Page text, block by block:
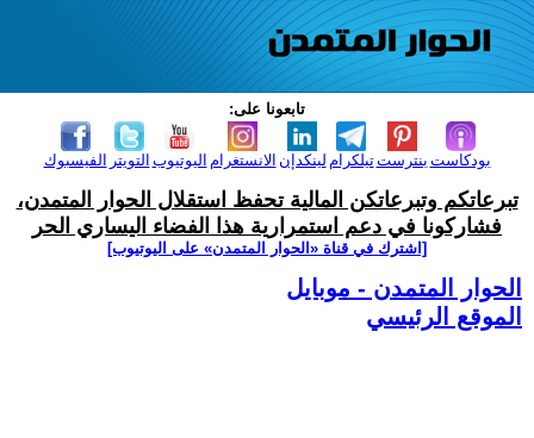
تابعونا على:
الفيسبوك التويتر اليوتيوب الانستغرام لينكدإن تيلكرامبنترست بودكاست
تبرعاتكم وتبرعاتكن المالية تحفظ استقلال الحوار المتمدن،
فشاركونا في دعم استمرارية هذا الفضاء اليساري الحر
[اشترك في قناة ‫«الحوار المتمدن» على اليوتيوب]
الحوار المتمدن - موبايل
الموقع الرئيسي